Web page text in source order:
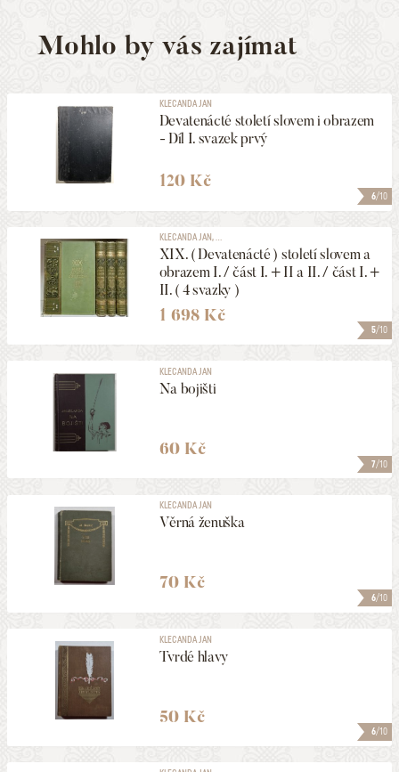
Mohlo by vás zajímat
6/10
KLECANDA JAN
Devatenácté století slovem i obrazem
- Díl I. svazek prvý
120 Kč
5/10
KLECANDA JAN, ...
XIX. ( Devatenácté ) století slovem a
obrazem I. / část I. + II a II. / část I. +
II. ( 4 svazky )
1 698 Kč
7/10
KLECANDA JAN
Na bojišti
60 Kč
6/10
KLECANDA JAN
Věrná ženuška
70 Kč
6/10
KLECANDA JAN
Tvrdé hlavy
50 Kč